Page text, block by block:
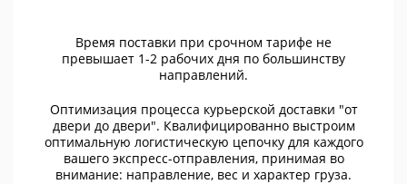
Время поставки при срочном тарифе не
превышает 1-2 рабочих дня по большинству
направлений.
Оптимизация процесса курьерской доставки "от
двери до двери". Квалифицированно выстроим
оптимальную логистическую цепочку для каждого
вашего экспресс-отправления, принимая во
внимание: направление, вес и характер груза.